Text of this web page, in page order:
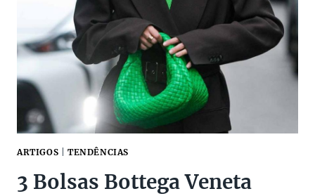
MODELOS
DE
LUXO
QUE
AQUECEM
INVERNO
ARTIGOS TENDÊNCIAS
3 Bolsas Bottega Veneta